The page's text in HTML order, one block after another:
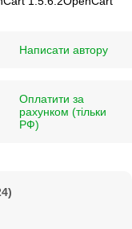
Написати автору
Оплатити за
рахунком (тільки
РФ)